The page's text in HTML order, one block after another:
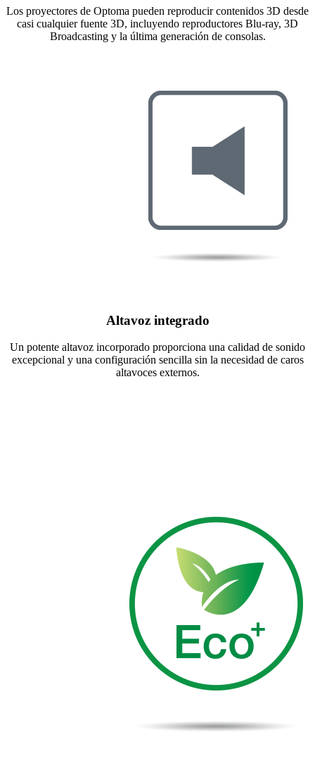
Los proyectores de Optoma pueden reproducir contenidos 3D desde
casi cualquier fuente 3D, incluyendo reproductores Blu-ray, 3D
Broadcasting y la última generación de consolas.
Altavoz integrado
Un potente altavoz incorporado proporciona una calidad de sonido
excepcional y una configuración sencilla sin la necesidad de caros
altavoces externos.